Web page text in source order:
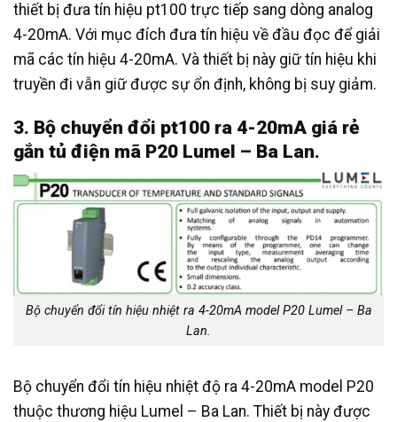
thiết bị đưa tín hiệu pt100 trực tiếp sang dòng analog
4-20mA. Với mục đích đưa tín hiệu về đầu đọc để giải
mã các tín hiệu 4-20mA. Và thiết bị này giữ tín hiệu khi
truyền đi vẫn giữ được sự ổn định, không bị suy giảm.
3. Bộ chuyển đổi pt100 ra 4-20mA giá rẻ
gắn tủ điện mã P20 Lumel – Ba Lan.
Bộ chuyển đổi tín hiệu nhiệt ra 4-20mA model P20 Lumel – Ba
Lan.
Bộ chuyển đổi tín hiệu nhiệt độ ra 4-20mA model P20
thuộc thương hiệu Lumel – Ba Lan. Thiết bị này được